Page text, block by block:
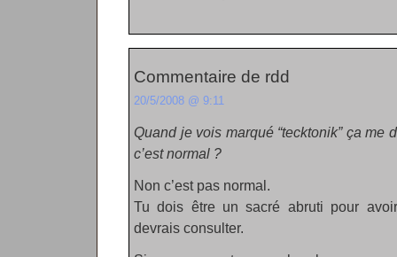
Commentaire de rdd
20/5/2008 @ 9:11
Quand je vois marqué “tecktonik” ça me
c’est normal ?
Non c’est pas normal.
Tu dois être un sacré abruti pour
devrais consulter.